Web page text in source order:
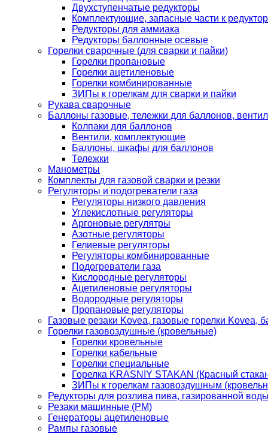
Двухступенчатые редукторы
Комплектующие, запасные части к
Редукторы для аммиака
Редукторы баллонные осевые
Горелки сварочные (для сварки и пайки)
Горелки пропановые
Горелки ацетиленовые
Горелки комбинированные
ЗИПы к горелкам для сварки и пайки
Рукава сварочные
Баллоны газовые, тележки для баллонов,
Колпаки для баллонов
Вентили, комплектующие
Баллоны, шкафы для баллонов
Тележки
Манометры
Комплекты для газовой сварки и резки
Регуляторы и подогреватели газа
Регуляторы низкого давления
Углекислотные регуляторы
Аргоновые регулятры
Азотные регуляторы
Гелиевые регуляторы
Регуляторы комбинированные
Подогреватели газа
Кислородные регуляторы
Ацетиленовые регуляторы
Водородные регуляторы
Пропановые регуляторы
Газовые резаки Kovea, газовые горелки Kovea,
Горелки газовоздушные (кровельные)
Горелки кровельные
Горелки кабельные
Горелки специальные
Горелка KRASNIY STAKAN (Красный
ЗИПы к горелкам газовоздушным
Редукторы для розлива пива, газированной
Резаки машинные (РМ)
Генераторы ацетиленовые
Рампы газовые